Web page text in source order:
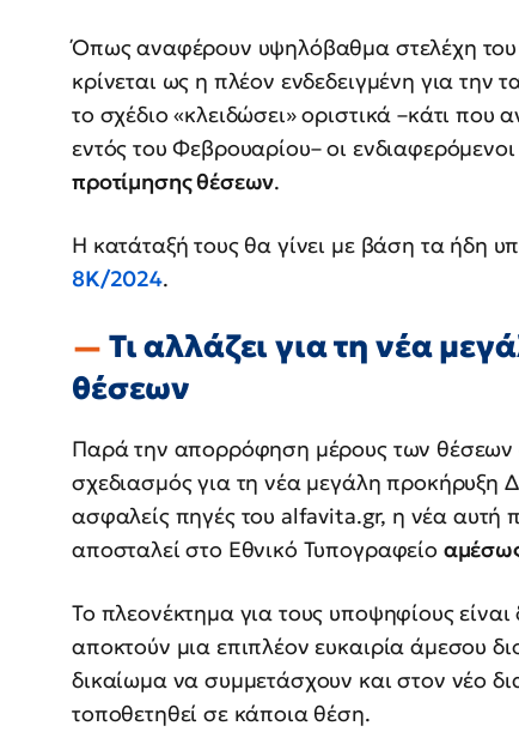
Όπως αναφέρουν υψηλόβαθμα στελέχη
κρίνεται ως η πλέον ενδεδειγμένη για
το σχέδιο «κλειδώσει» οριστικά –κάτι
εντός του Φεβρουαρίου– οι
προτίμησης θέσεων.
Η κατάταξή τους θα γίνει με βάση τα ήδη
8Κ/2024.
Τι αλλάζει για τη νέα
θέσεων
Παρά την απορρόφηση μέρους των θέσεων
σχεδιασμός για τη νέα μεγάλη προκήρυξη
ασφαλείς πηγές του alfavita.gr, η νέα αυτή
αποσταλεί στο Εθνικό Τυπογραφείο
Το πλεονέκτημα για τους υποψηφίους
αποκτούν μια επιπλέον ευκαιρία άμεσου
δικαίωμα να συμμετάσχουν και στον νέο
τοποθετηθεί σε κάποια θέση.